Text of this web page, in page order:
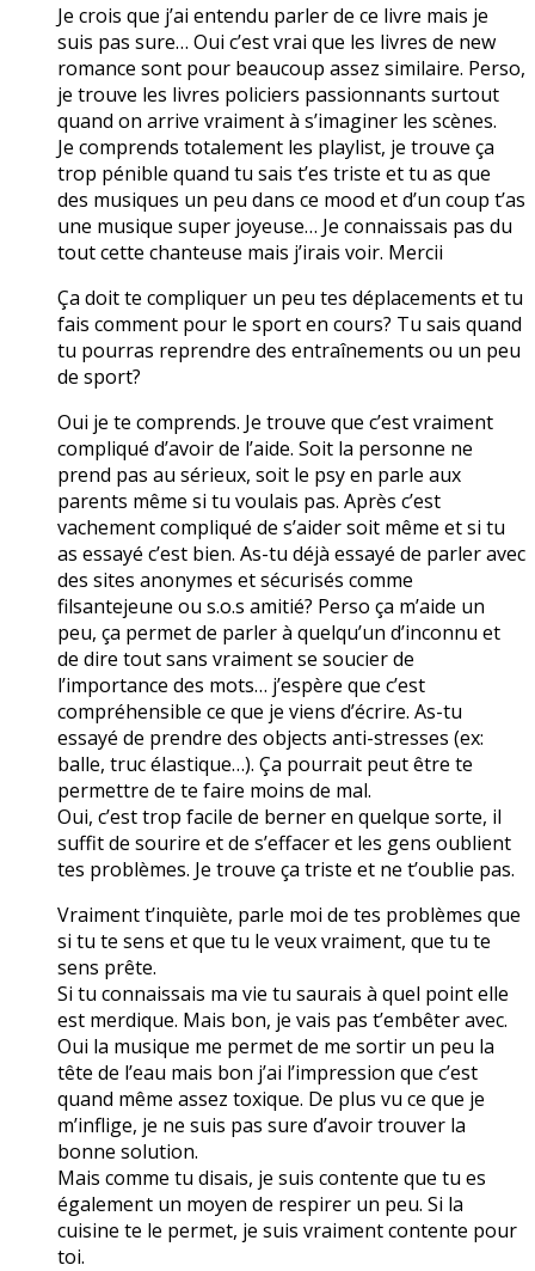
Je crois que j’ai entendu parler de ce livre mais je
suis pas sure… Oui c’est vrai que les livres de new
romance sont pour beaucoup assez similaire. Perso,
je trouve les livres policiers passionnants surtout
quand on arrive vraiment à s’imaginer les scènes.
Je comprends totalement les playlist, je trouve ça
trop pénible quand tu sais t’es triste et tu as que
des musiques un peu dans ce mood et d’un coup t’as
une musique super joyeuse… Je connaissais pas du
tout cette chanteuse mais j’irais voir. Mercii
Ça doit te compliquer un peu tes déplacements et tu
fais comment pour le sport en cours? Tu sais quand
tu pourras reprendre des entraînements ou un peu
de sport?
Oui je te comprends. Je trouve que c’est vraiment
compliqué d’avoir de l’aide. Soit la personne ne
prend pas au sérieux, soit le psy en parle aux
parents même si tu voulais pas. Après c’est
vachement compliqué de s’aider soit même et si tu
as essayé c’est bien. As-tu déjà essayé de parler avec
des sites anonymes et sécurisés comme
filsantejeune ou s.o.s amitié? Perso ça m’aide un
peu, ça permet de parler à quelqu’un d’inconnu et
de dire tout sans vraiment se soucier de
l’importance des mots… j’espère que c’est
compréhensible ce que je viens d’écrire. As-tu
essayé de prendre des objects anti-stresses (ex:
balle, truc élastique…). Ça pourrait peut être te
permettre de te faire moins de mal.
Oui, c’est trop facile de berner en quelque sorte, il
suffit de sourire et de s’effacer et les gens oublient
tes problèmes. Je trouve ça triste et ne t’oublie pas.
Vraiment t’inquiète, parle moi de tes problèmes que
si tu te sens et que tu le veux vraiment, que tu te
sens prête.
Si tu connaissais ma vie tu saurais à quel point elle
est merdique. Mais bon, je vais pas t’embêter avec.
Oui la musique me permet de me sortir un peu la
tête de l’eau mais bon j’ai l’impression que c’est
quand même assez toxique. De plus vu ce que je
m’inflige, je ne suis pas sure d’avoir trouver la
bonne solution.
Mais comme tu disais, je suis contente que tu es
également un moyen de respirer un peu. Si la
cuisine te le permet, je suis vraiment contente pour
toi.